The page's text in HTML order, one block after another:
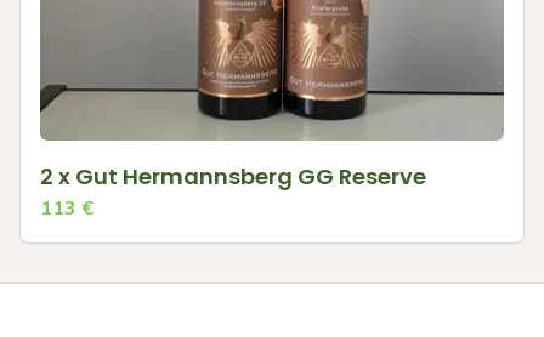
2 x Gut Hermannsberg GG Reserve
113 €